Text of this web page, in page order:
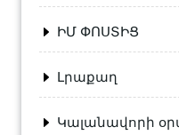
ԻՄ ՓՈՍՏԻՑ
Լրաքաղ
Կալանավորի